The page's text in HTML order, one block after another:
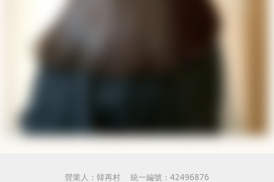
營業人： 韓再村 統一編號： 42496876